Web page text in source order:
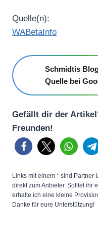
Quelle(n):
WABetaInfo
Schmidtis
Quelle bei
Gefällt dir der
Freunden!
Links mit einem * sind
direkt zum Anbieter. Solltet ihr
erhalte ich eine kleine
Danke für eure Unterstützung!